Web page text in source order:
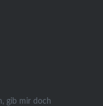
gib mir doch